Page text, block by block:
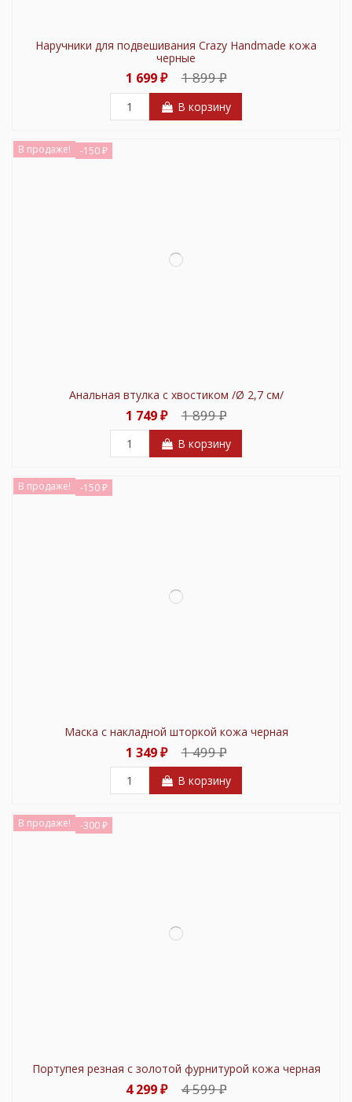
Наручники для подвешивания Crazy Handmade кожа
черные
1 699 ₽ 1 899 ₽
В корзину
В продаже! -150 ₽
Анальная втулка с хвостиком /Ø 2,7 см/
1 749 ₽ 1 899 ₽
В корзину
В продаже! -150 ₽
Маска с накладной шторкой кожа черная
1 349 ₽ 1 499 ₽
В корзину
В продаже! -300 ₽
Портупея резная с золотой фурнитурой кожа черная
4 299 ₽ 4 599 ₽